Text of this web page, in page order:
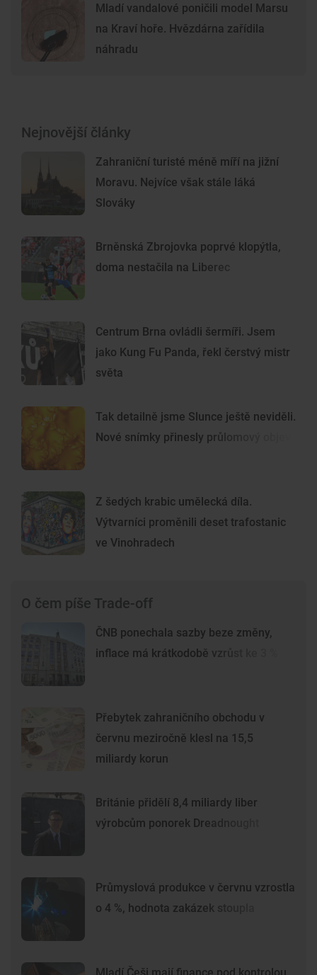
Mladí vandalové poničili model Marsu
na Kraví hoře. Hvězdárna zařídila
náhradu
Nejnovější články
Zahraniční turisté méně míří na jižní
Moravu. Nejvíce však stále láká
Slováky
Brněnská Zbrojovka poprvé klopýtla,
doma nestačila na Liberec
Centrum Brna ovládli šermíři. Jsem
jako Kung Fu Panda, řekl čerstvý mistr
světa
Tak detailně jsme Slunce ještě neviděli.
Nové snímky přinesly průlomový objev
Z šedých krabic umělecká díla.
Výtvarníci proměnili deset trafostanic
ve Vinohradech
O čem píše Trade-off
ČNB ponechala sazby beze změny,
inflace má krátkodobě vzrůst ke 3 %
Přebytek zahraničního obchodu v
červnu meziročně klesl na 15,5
miliardy korun
Británie přidělí 8,4 miliardy liber
výrobcům ponorek Dreadnought
Průmyslová produkce v červnu vzrostla
o 4 %, hodnota zakázek stoupla